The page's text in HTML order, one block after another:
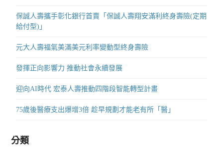
保誠人壽攜手彰化銀行首賣「保誠人壽翔安滿利終身壽險(定期
給付型)」
元大人壽福氣美滿美元利率變動型終身壽險
發揮正向影響力 推動社會永續發展
迎向AI時代 宏泰人壽推動四階段智能轉型計畫
75歲後醫療支出爆增3倍 趁早規劃才能老有所「醫」
分類